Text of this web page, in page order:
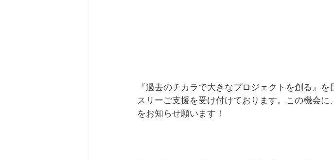
『過去のチカラで大きなプロジェクトを創る』
スリーご支援を受け付けております。この機会
をお知らせ願います！